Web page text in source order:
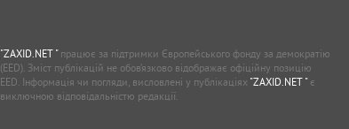
"ZAXID.NET "працює за підтримки Європейського фонду за демократію
(EED). Зміст публікацій не обов’язково відображає офіційну позицію
EED. Інформація чи погляди, висловлені у публікаціях "ZAXID.NET "є
виключною відповідальністю редакції.